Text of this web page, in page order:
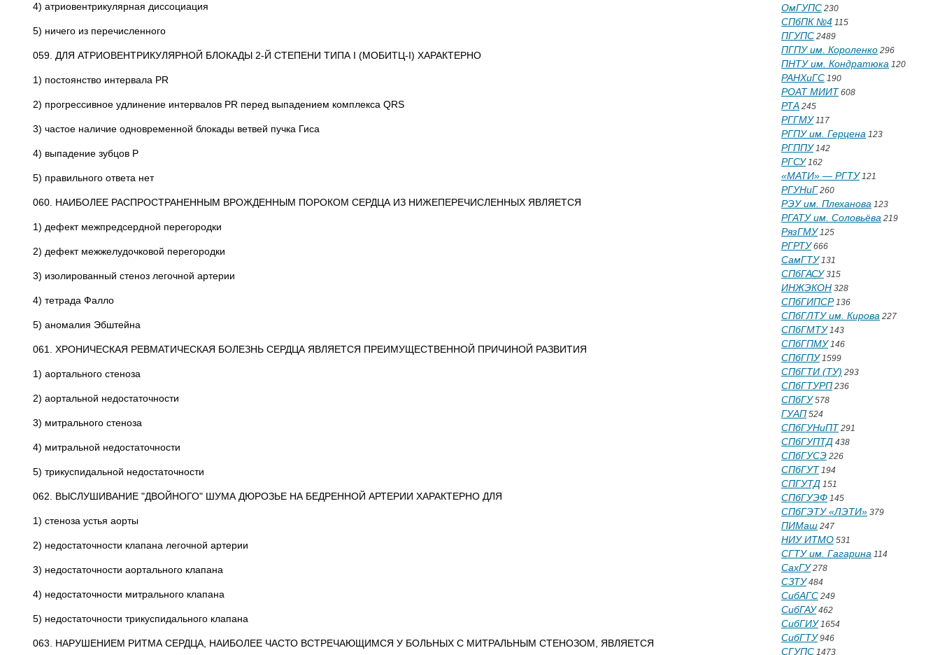
4) атриовентрикулярная диссоциация
5) ничего из перечисленного
059. ДЛЯ АТРИОВЕНТРИКУЛЯРНОЙ БЛОКАДЫ 2-Й СТЕПЕНИ ТИПА I (МОБИТЦ-I) ХАРАКТЕРНО
1) постоянство интервала PR
2) прогрессивное удлинение интервалов PR перед выпадением комплекса QRS
3) частое наличие одновременной блокады ветвей пучка Гиса
4) выпадение зубцов Р
5) правильного ответа нет
060. НАИБОЛЕЕ РАСПРОСТРАНЕННЫМ ВРОЖДЕННЫМ ПОРОКОМ СЕРДЦА ИЗ НИЖЕПЕРЕЧИСЛЕННЫХ ЯВЛЯЕТСЯ
1) дефект межпредсердной перегородки
2) дефект межжелудочковой перегородки
3) изолированный стеноз легочной артерии
4) тетрада Фалло
5) аномалия Эбштейна
061. ХРОНИЧЕСКАЯ РЕВМАТИЧЕСКАЯ БОЛЕЗНЬ СЕРДЦА ЯВЛЯЕТСЯ ПРЕИМУЩЕСТВЕННОЙ ПРИЧИНОЙ РАЗВИТИЯ
1) аортального стеноза
2) аортальной недостаточности
3) митрального стеноза
4) митральной недостаточности
5) трикуспидальной недостаточности
062. ВЫСЛУШИВАНИЕ "ДВОЙНОГО" ШУМА ДЮРОЗЬЕ НА БЕДРЕННОЙ АРТЕРИИ ХАРАКТЕРНО ДЛЯ
1) стеноза устья аорты
2) недостаточности клапана легочной артерии
3) недостаточности аортального клапана
4) недостаточности митрального клапана
5) недостаточности трикуспидального клапана
063. НАРУШЕНИЕМ РИТМА СЕРДЦА, НАИБОЛЕЕ ЧАСТО ВСТРЕЧАЮЩИМСЯ У БОЛЬНЫХ С МИТРАЛЬНЫМ СТЕНОЗОМ, ЯВЛЯЕТСЯ
ОмГУПС 230
СПбПК №4 115
ПГУПС 2489
ПГПУ им. Короленко 296
ПНТУ им. Кондратюка 120
РАНХиГС 190
РОАТ МИИТ 608
РТА 245
РГГМУ117
РГПУ им. Герцена 123
РГППУ142
РГСУ162
«МАТИ» — РГТУ121
РГУНиГ 260
РЭУ им. Плеханова 123
РГАТУ им. Соловьёва 219
РязГМУ125
РГРТУ666
СамГТУ131
СПбГАСУ315
ИНЖЭКОН 328
СПбГИПСР136
СПбГЛТУ им. Кирова 227
СПбГМТУ143
СПбГПМУ146
СПбГПУ1599
СПбГТИ (ТУ) 293
СПбГТУРП 236
СПбГУ578
ГУАП 524
СПбГУНиПТ 291
СПбГУПТД 438
СПбГУСЭ 226
СПбГУТ 194
СПГУТД 151
СПбГУЭФ 145
СПбГЭТУ «ЛЭТИ» 379
ПИМаш 247
НИУ ИТМО 531
СГТУ им. Гагарина 114
СахГУ278
СЗТУ484
СибАГС 249
СибГАУ462
СибГИУ1654
СибГТУ946
СГУПС 1473